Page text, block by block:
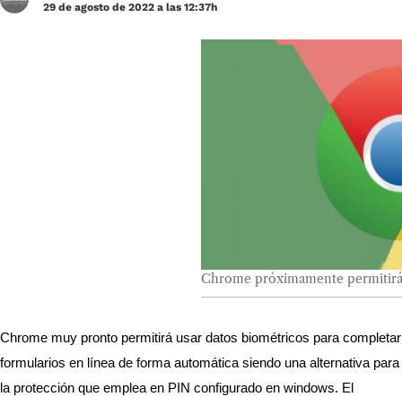
29 de agosto de 2022 a las 12:37h
Chrome próximamente
Chrome muy pronto permitirá usar datos biométricos para completar
formularios en línea de forma automática siendo una alternativa para
la protección que emplea en PIN configurado en windows. El